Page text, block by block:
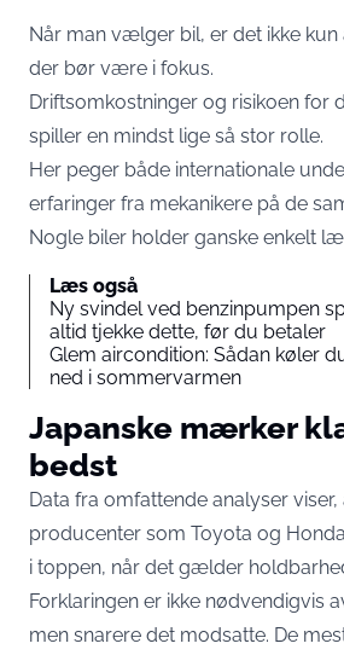
Når man vælger bil, er det ikke kun
der bør være i fokus.
Driftsomkostninger og risikoen for
spiller en mindst lige så stor rolle.
Her peger både internationale
erfaringer fra mekanikere på de
Nogle biler holder ganske enkelt
Læs også
Ny svindel ved benzinpumpen
altid tjekke dette, før du betaler
Glem aircondition: Sådan køler
ned i sommervarmen
Japanske mærker
bedst
Data fra omfattende analyser viser,
producenter som Toyota og
i toppen, når det gælder
Forklaringen er ikke nødvendigvis
men snarere det modsatte. De